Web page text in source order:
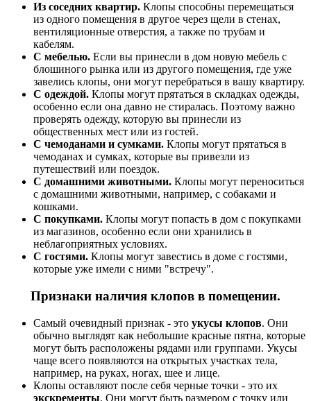
Из соседних квартир. Клопы способны перемещаться
из одного помещения в другое через щели в стенах,
вентиляционные отверстия, а также по трубам и
кабелям.
С мебелью. Если вы принесли в дом новую мебель с
блошиного рынка или из другого помещения, где уже
завелись клопы, они могут перебраться в вашу квартиру.
С одеждой. Клопы могут прятаться в складках одежды,
особенно если она давно не стиралась. Поэтому важно
проверять одежду, которую вы принесли из
общественных мест или из гостей.
С чемоданами и сумками. Клопы могут прятаться в
чемоданах и сумках, которые вы привезли из
путешествий или поездок.
С домашними животными. Клопы могут переноситься
с домашними животными, например, с собаками и
кошками.
С покупками. Клопы могут попасть в дом с покупками
из магазинов, особенно если они хранились в
неблагоприятных условиях.
С гостями. Клопы могут завестись в доме с гостями,
которые уже имели с ними "встречу".
Признаки наличия клопов в помещении.
Самый очевидный признак - это укусы клопов. Они
обычно выглядят как небольшие красные пятна, которые
могут быть расположены рядами или группами. Укусы
чаще всего появляются на открытых участках тела,
например, на руках, ногах, шее и лице.
Клопы оставляют после себя черные точки - это их
экскременты. Они могут быть размером с точку или